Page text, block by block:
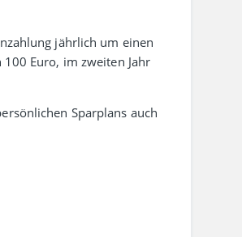
jähr­lich um einen
Euro, im zweiten Jahr
Spar­plans auch